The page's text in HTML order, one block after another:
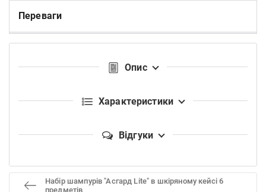
Переваги
Опис
Характеристики
Відгуки
Набір шампурів "Асгард Lite" в шкіряному кейсі 6
предметів